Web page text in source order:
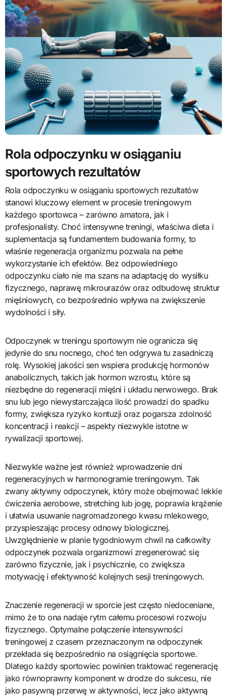
Rola odpoczynku w osiąganiu
sportowych rezultatów
Rola odpoczynku w osiąganiu sportowych rezultatów
stanowi kluczowy element w procesie treningowym
każdego sportowca – zarówno amatora, jak i
profesjonalisty. Choć intensywne treningi, właściwa dieta i
suplementacja są fundamentem budowania formy, to
właśnie regeneracja organizmu pozwala na pełne
wykorzystanie ich efektów. Bez odpowiedniego
odpoczynku ciało nie ma szans na adaptację do wysiłku
fizycznego, naprawę mikrourazów oraz odbudowę struktur
mięśniowych, co bezpośrednio wpływa na zwiększenie
wydolności i siły.
Odpoczynek w treningu sportowym nie ogranicza się
jedynie do snu nocnego, choć ten odgrywa tu zasadniczą
rolę. Wysokiej jakości sen wspiera produkcję hormonów
anabolicznych, takich jak hormon wzrostu, które są
niezbędne do regeneracji mięśni i układu nerwowego. Brak
snu lub jego niewystarczająca ilość prowadzi do spadku
formy, zwiększa ryzyko kontuzji oraz pogarsza zdolność
koncentracji i reakcji – aspekty niezwykle istotne w
rywalizacji sportowej.
Niezwykle ważne jest również wprowadzenie dni
regeneracyjnych w harmonogramie treningowym. Tak
zwany aktywny odpoczynek, który może obejmować lekkie
ćwiczenia aerobowe, stretching lub jogę, poprawia krążenie
i ułatwia usuwanie nagromadzonego kwasu mlekowego,
przyspieszając procesy odnowy biologicznej.
Uwzględnienie w planie tygodniowym chwil na całkowity
odpoczynek pozwala organizmowi zregenerować się
zarówno fizycznie, jak i psychicznie, co zwiększa
motywację i efektywność kolejnych sesji treningowych.
Znaczenie regeneracji w sporcie jest często niedoceniane,
mimo że to ona nadaje rytm całemu procesowi rozwoju
fizycznego. Optymalne połączenie intensywności
treningowej z czasem przeznaczonym na odpoczynek
przekłada się bezpośrednio na osiągnięcia sportowe.
Dlatego każdy sportowiec powinien traktować regenerację
jako równoprawny komponent w drodze do sukcesu, nie
jako pasywną przerwę w aktywności, lecz jako aktywną